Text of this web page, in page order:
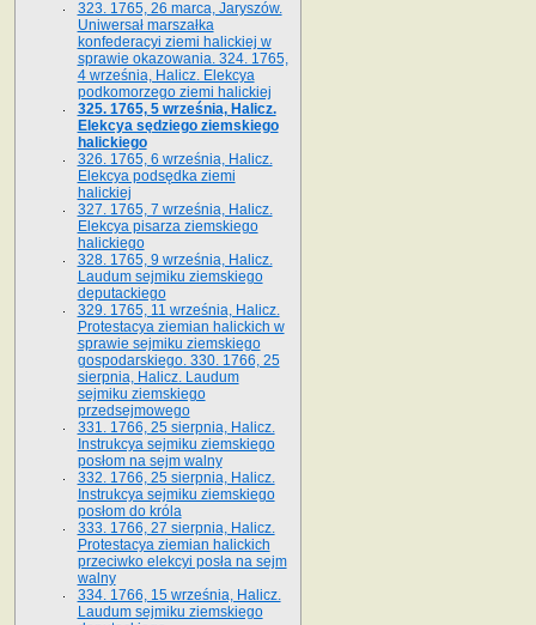
323. 1765, 26 marca, Jaryszów.
Uniwersał marszałka
konfederacyi ziemi halickiej w
sprawie okazowania. 324. 1765,
4 września, Halicz. Elekcya
podkomorzego ziemi halickiej
325. 1765, 5 września, Halicz.
Elekcya sędziego ziemskiego
halickiego
326. 1765, 6 września, Halicz.
Elekcya podsędka ziemi
halickiej
327. 1765, 7 września, Halicz.
Elekcya pisarza ziemskiego
halickiego
328. 1765, 9 września, Halicz.
Laudum sejmiku ziemskiego
deputackiego
329. 1765, 11 września, Halicz.
Protestacya ziemian halickich w
sprawie sejmiku ziemskiego
gospodarskiego. 330. 1766, 25
sierpnia, Halicz. Laudum
sejmiku ziemskiego
przedsejmowego
331. 1766, 25 sierpnia, Halicz.
Instrukcya sejmiku ziemskiego
posłom na sejm walny
332. 1766, 25 sierpnia, Halicz.
Instrukcya sejmiku ziemskiego
posłom do króla
333. 1766, 27 sierpnia, Halicz.
Protestacya ziemian halickich
przeciwko elekcyi posła na sejm
walny
334. 1766, 15 września, Halicz.
Laudum sejmiku ziemskiego